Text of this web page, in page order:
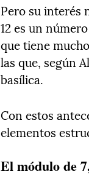
Pero su interés
12 es un
que tiene
las que, según
basílica.
Con estos
elementos
El módulo de